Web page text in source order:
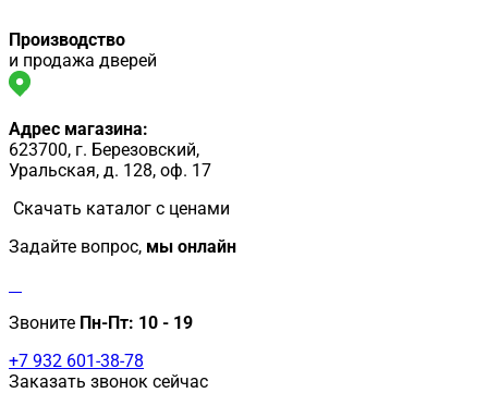
Производство
и продажа дверей
Адрес магазина:
623700, г. Березовский,
Уральская, д. 128, оф. 17
Скачать каталог с ценами
Задайте вопрос, мы онлайн
Звоните Пн-Пт: 10 - 19
+7 932 601-38-78
Заказать звонок сейчас